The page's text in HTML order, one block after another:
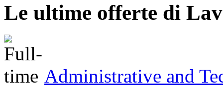
Le ultime offerte di
Administrative and